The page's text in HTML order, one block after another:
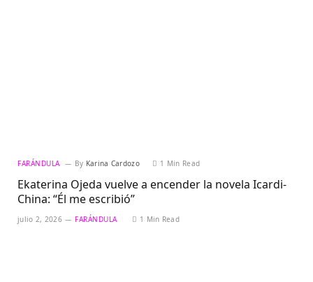
FARÁNDULA By Karina Cardozo 1 Min Read
Ekaterina Ojeda vuelve a encender la novela Icardi-
China: “Él me escribió”
julio 2, 2026 FARÁNDULA 1 Min Read